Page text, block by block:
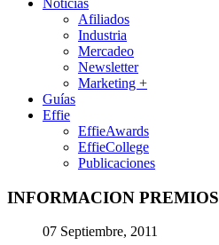
Noticias
Afiliados
Industria
Mercadeo
Newsletter
Marketing +
Guías
Effie
EffieAwards
EffieCollege
Publicaciones
INFORMACION PREMIOS
07 Septiembre, 2011